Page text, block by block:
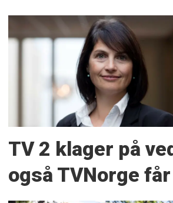
TV 2 klager på
også TVNorge